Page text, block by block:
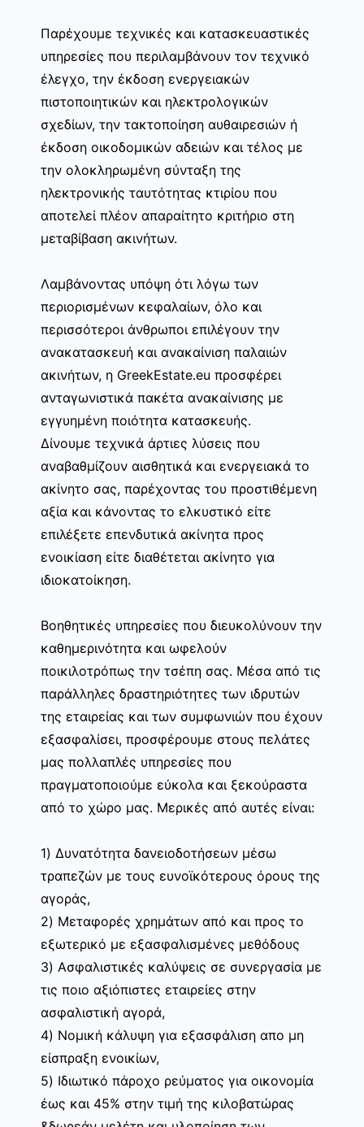
Παρέχουμε τεχνικές και κατασκευαστικές
υπηρεσίες που περιλαμβάνουν τον τεχνικό
έλεγχο, την έκδοση ενεργειακών
πιστοποιητικών και ηλεκτρολογικών
σχεδίων, την τακτοποίηση αυθαιρεσιών ή
έκδοση οικοδομικών αδειών και τέλος με
την ολοκληρωμένη σύνταξη της
ηλεκτρονικής ταυτότητας κτιρίου που
αποτελεί πλέον απαραίτητο κριτήριο στη
μεταβίβαση ακινήτων.
Λαμβάνοντας υπόψη ότι λόγω των
περιορισμένων κεφαλαίων, όλο και
περισσότεροι άνθρωποι επιλέγουν την
ανακατασκευή και ανακαίνιση παλαιών
ακινήτων, η GreekEstate.eu προσφέρει
ανταγωνιστικά πακέτα ανακαίνισης με
εγγυημένη ποιότητα κατασκευής.
Δίνουμε τεχνικά άρτιες λύσεις που
αναβαθμίζουν αισθητικά και ενεργειακά το
ακίνητο σας, παρέχοντας του προστιθέμενη
αξία και κάνοντας το ελκυστικό είτε
επιλέξετε επενδυτικά ακίνητα προς
ενοικίαση είτε διαθέτεται ακίνητο για
ιδιοκατοίκηση.
Βοηθητικές υπηρεσίες που διευκολύνουν την
καθημερινότητα και ωφελούν
ποικιλοτρόπως την τσέπη σας. Μέσα από τις
παράλληλες δραστηριότητες των ιδρυτών
της εταιρείας και των συμφωνιών που έχουν
εξασφαλίσει, προσφέρουμε στους πελάτες
μας πολλαπλές υπηρεσίες που
πραγματοποιούμε εύκολα και ξεκούραστα
από το χώρο μας. Μερικές από αυτές είναι:
1) Δυνατότητα δανειοδοτήσεων μέσω
τραπεζών με τους ευνοϊκότερους όρους της
αγοράς,
2) Μεταφορές χρημάτων από και προς το
εξωτερικό με εξασφαλισμένες μεθόδους
3) Ασφαλιστικές καλύψεις σε συνεργασία με
τις ποιο αξιόπιστες εταιρείες στην
ασφαλιστική αγορά,
4) Νομική κάλυψη για εξασφάλιση απο μη
είσπραξη ενοικίων,
5) Ιδιωτικό πάροχο ρεύματος για οικονομία
έως και 45% στην τιμή της κιλοβατώρας